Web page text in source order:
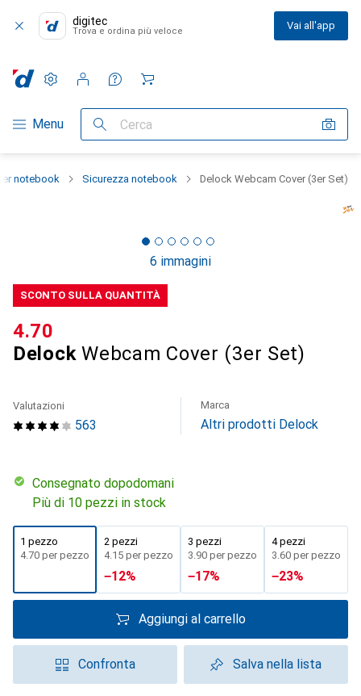
digitec
Trova e ordina più veloce Vai all'app
Categoria Navigazione
Menu Cerca
Impostazioni
Conto cliente
Liste di confronto
Liste dei desideri
Carrello
notebook Sicurezza notebook Delock Webcam Cover (3er Set)
6 immagini
SCONTO SULLA QUANTITÀ
Delock Webcam Cover (3er Set)
CHF
4.70
563
Valutazioni Marca
Altri prodotti Delock
Consegnato dopodomani
Più di 10 pezzi in stock
1 pezzo
CHF
4.70 per pezzo
2 pezzi
CHF
4.15 per pezzo
−12%
3 pezzi
CHF
3.90 per pezzo
−17%
4 pezzi
CHF
3.60 per pezzo
−23%
Aggiungi al carrello
Confronta Salva nella lista